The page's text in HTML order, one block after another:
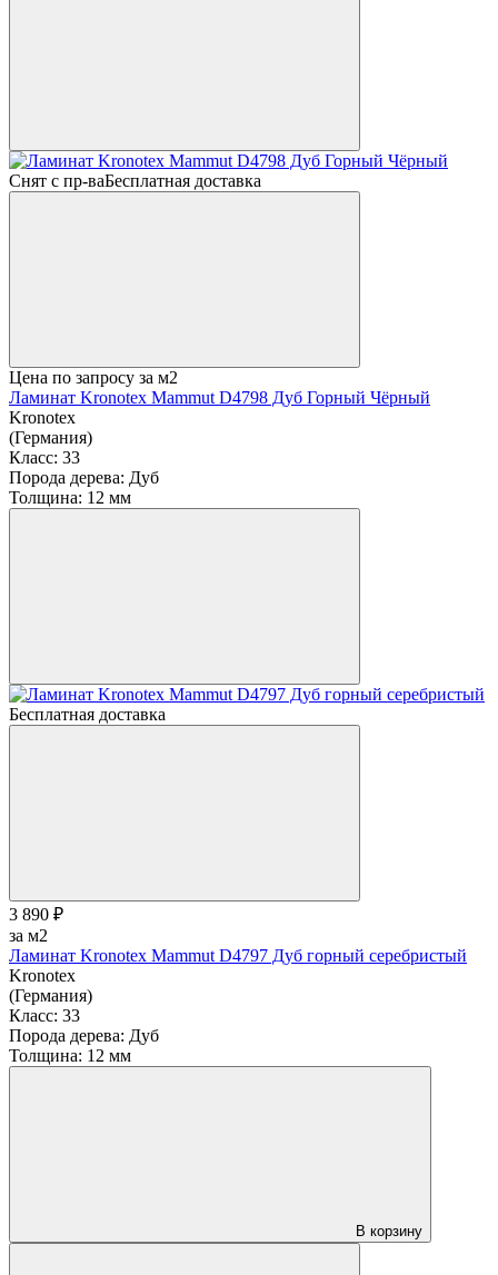
Снят с пр-ваБесплатная доставка
Цена по запросу за м2
Ламинат Kronotex Mammut D4798 Дуб Горный Чёрный
Kronotex
(Германия)
Класс: 33
Порода дерева: Дуб
Толщина: 12 мм
Бесплатная доставка
3 890 ₽
за м2
Ламинат Kronotex Mammut D4797 Дуб горный серебристый
Kronotex
(Германия)
Класс: 33
Порода дерева: Дуб
Толщина: 12 мм
В корзину